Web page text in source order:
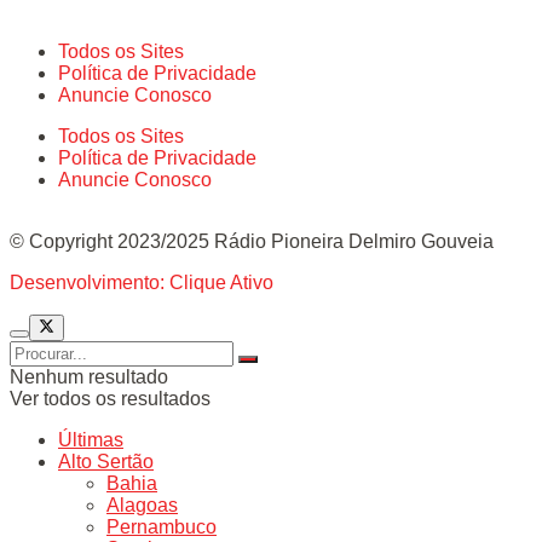
Todos os Sites
Política de Privacidade
Anuncie Conosco
Todos os Sites
Política de Privacidade
Anuncie Conosco
© Copyright 2023/2025 Rádio Pioneira Delmiro Gouveia
Desenvolvimento: Clique Ativo
Nenhum resultado
Ver todos os resultados
Últimas
Alto Sertão
Bahia
Alagoas
Pernambuco